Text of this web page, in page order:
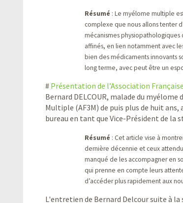
Résumé : Le myélome multiple
complexe que nous allons tenter
mécanismes
affinés, en lien notamment avec
bien des médicaments innovants
long terme, avec peut être un
# Présentation de l’Association
Bernard DELCOUR, malade du
Multiple (AF3M) de puis plus de huit ans,
bureau en tant que Vice-Président de la
Résumé : Cet article vise à
dernière décennie et ceux
manqué de les accompagner en
qui prenne en compte leurs
d’accéder plus rapidement aux
L'entretien de Bernard Delcour suite à la